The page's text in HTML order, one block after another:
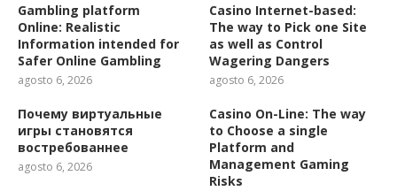
Gambling platform
Online: Realistic
Information intended for
Safer Online Gambling
agosto 6, 2026
Casino Internet-based:
The way to Pick one Site
as well as Control
Wagering Dangers
agosto 6, 2026
Почему виртуальные
игры становятся
востребованнее
agosto 6, 2026
Casino On-Line: The way
to Choose a single
Platform and
Management Gaming
Risks